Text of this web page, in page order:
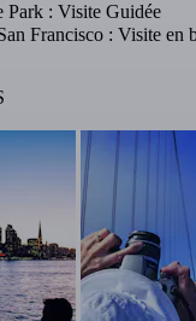
Park : Visite Guidée
Francisco : Visite en